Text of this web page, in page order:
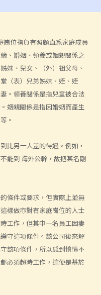
崗位指負有照顧直系家庭成員
、婚姻、領養或姻親關係之
妹、兒女、（外）祖父母、
（表）兄弟姊妹、姪、姪
。領養關係是指兒童被合法
姻親關係是指因婚姻而產生
。
比另一人差的待遇。例如，
能到 海外公幹，故把某名剛
條件或要求，但實際上並無
樣做亦對有家庭崗位的人士
工作，但其中一名員工因妻
守這項條件。該公司後來解
該項條件，所以感到憤憤不
必須超時工作，這便是基於
視之豁免理由？
們是否需要證明「真正的職
之法律責任？如在有關工作中
格」，情況會否不同？
或購買貨品（或服務）時將
或顧客，是否違法？
否監管到在所有環境或場所發
怎麼辦？假如我的朋友為我
訴？
中傷的定義是甚麼？